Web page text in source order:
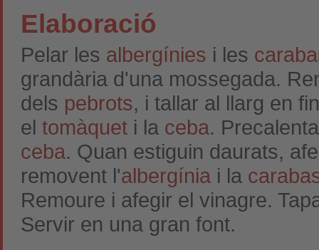
Elaboració
Pelar les albergínies i les
grandària d'una mossegada.
dels pebrots, i tallar al llarg en
el tomàquet i la ceba.
ceba. Quan estiguin daurats,
removent l'albergínia i la
Remoure i afegir el vinagre.
Servir en una gran font.